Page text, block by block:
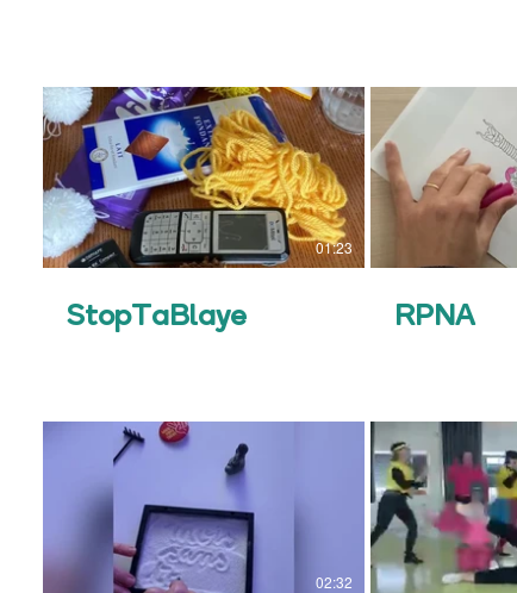
01:23
StopTaBlaye RPNA
02:32